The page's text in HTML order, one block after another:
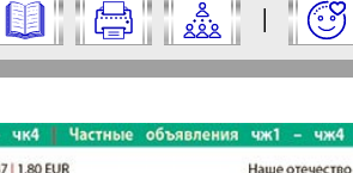
|
страницу и нажмите